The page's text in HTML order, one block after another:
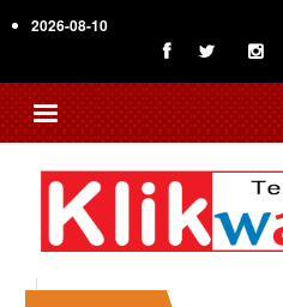
to
content
2026-08-10